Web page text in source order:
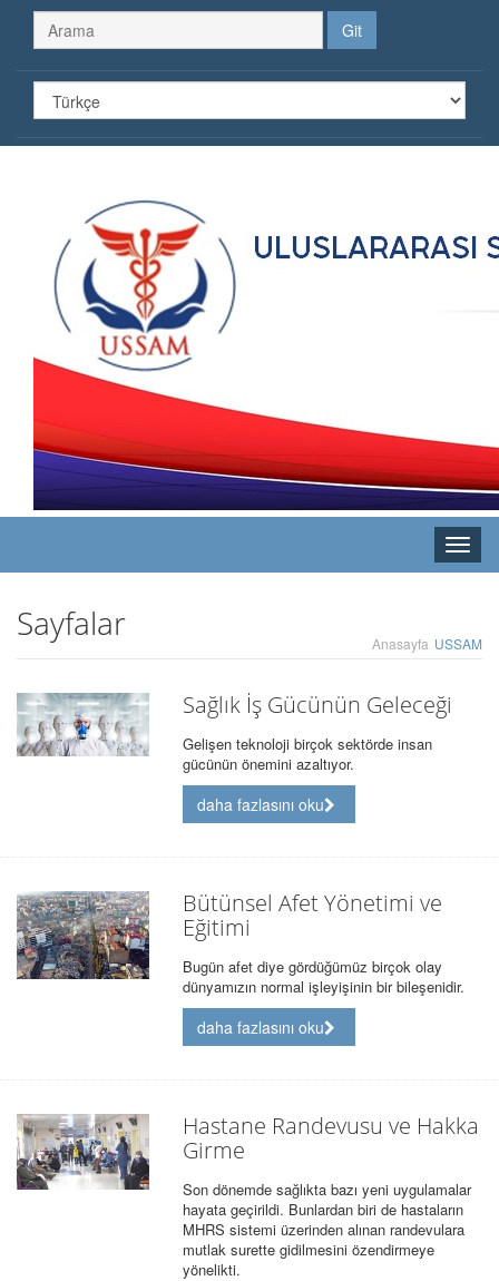
Toggle
Sayfalar Anasayfa USSAM
Sağlık İş Gücünün Geleceği
Gelişen teknoloji birçok sektörde insan
gücünün önemini azaltıyor.
daha fazlasını oku
Bütünsel Afet Yönetimi ve
Eğitimi
Bugün afet diye gördüğümüz birçok olay
dünyamızın normal işleyişinin bir bileşenidir.
daha fazlasını oku
Hastane Randevusu ve Hakka
Girme
Son dönemde sağlıkta bazı yeni uygulamalar
hayata geçirildi. Bunlardan biri de hastaların
MHRS sistemi üzerinden alınan randevulara
mutlak surette gidilmesini özendirmeye
yönelikti.